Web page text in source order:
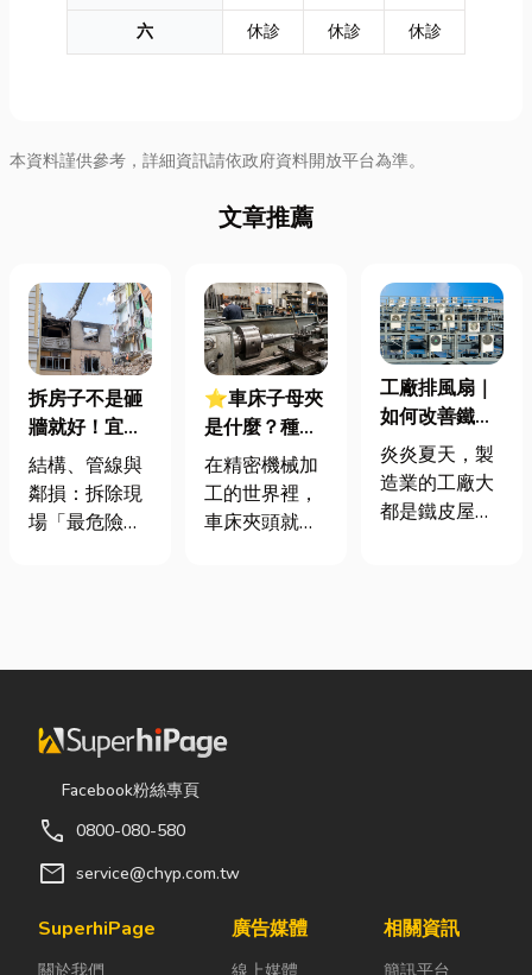
六
休診 休診 休診
本資料謹供參考，詳細資訊請依政府資料開放平台為準。
文章推薦
拆房子不是砸
牆就好！宜蘭
裝潢拆除、水
泥切割施工前
必看的避坑指
結構、管線與
鄰損：拆除現
場「最危險的
混亂的環境
有三件事情如
果沒做好，最
容易發生嚴重
清「主力
牆」，盲目亂
陷： 這是老屋
⭐車床子母夾
是什麼？種
類、規格挑選
與台灣採購推
薦完整指南
在精密機械加
工的世界裡，
車床夾頭就像
的工件。然
異形材或精密
大量時間拆裝
這時，車床子
工廠排風扇｜
如何改善鐵皮
屋頂廠房的溫
度
炎炎夏天，製
造業的工廠大
都是鐵皮屋
置。 工廠排風
扇｜改善溫度
Facebook粉絲專頁
call 0800-080-580
mail service@chyp.com.tw
SuperhiPage
關於我們
廣告媒體
線上媒體
相關資訊
簡訊平台